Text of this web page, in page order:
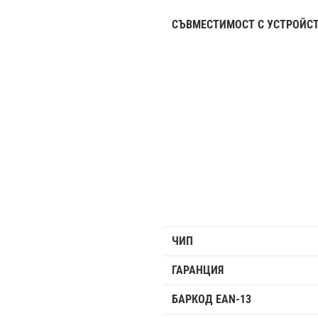
СЪВМЕСТИМОСТ С
ЧИП
ГАРАНЦИЯ
БАРКОД EAN-13